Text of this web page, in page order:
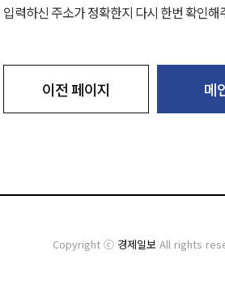
입력하신 주소가 정확한지 다시 한번 확인해
이전 페이지 메
Copyright ⓒ 경제일보 All rights